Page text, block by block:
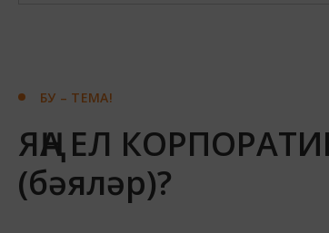
БУ – ТЕМА!
ЯҢА ЕЛ
(бәяләр)?